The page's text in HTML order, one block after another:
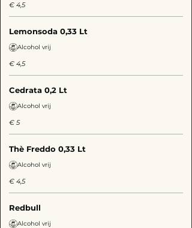
€ 4,5
Lemonsoda 0,33 Lt
€ 4,5
Alcohol vrij
Cedrata 0,2 Lt
€ 5
Alcohol vrij
Thè Freddo 0,33 Lt
€ 4,5
Alcohol vrij
Redbull
Alcohol vrij